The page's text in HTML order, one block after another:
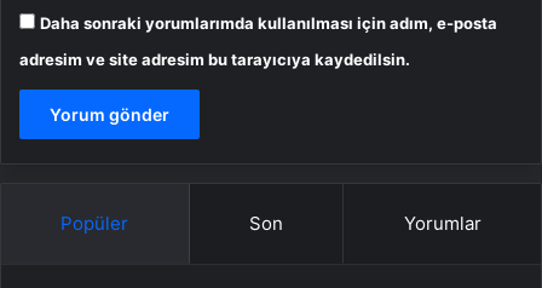
Daha sonraki yorumlarımda kullanılması için adım, e-posta
adresim ve site adresim bu tarayıcıya kaydedilsin.
Popüler Son Yorumlar